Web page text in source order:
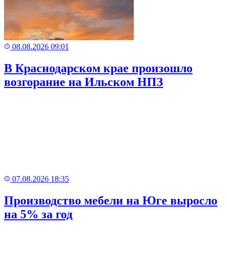
08.08.2026 09:01
В Краснодарском крае произошло
возгорание на Ильском НПЗ
07.08.2026 18:35
Производство мебели на Юге выросло
на 5% за год